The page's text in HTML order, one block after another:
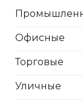
Офисные
Торговые
Уличные